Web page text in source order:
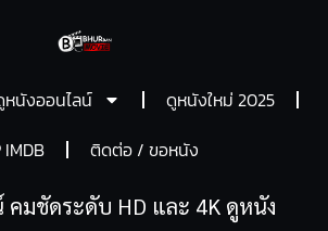
นังออนไลน์
ดูหนังใหม่ 2025
IMDB
ติดต่อ / ขอหนัง
คมชัดระดับ HD และ 4K ดูหนัง